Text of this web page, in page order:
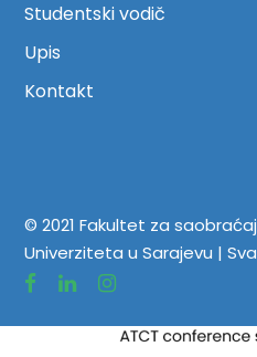
Studentski vodič
Upis
Kontakt
© 2021 Fakultet za
Univerziteta u Sarajevu |